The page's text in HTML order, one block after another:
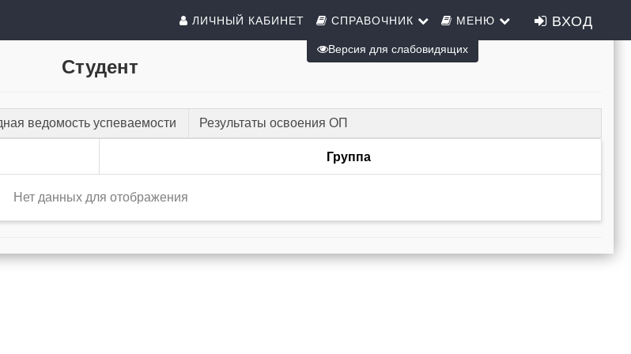
ЛИЧНЫЙ КАБИНЕТ СПРАВОЧНИК МЕНЮ ВХОД
Студент
ведомость успеваемости Результаты освоения ОП
Группа
Нет данных для отображения
Версия для слабовидящих